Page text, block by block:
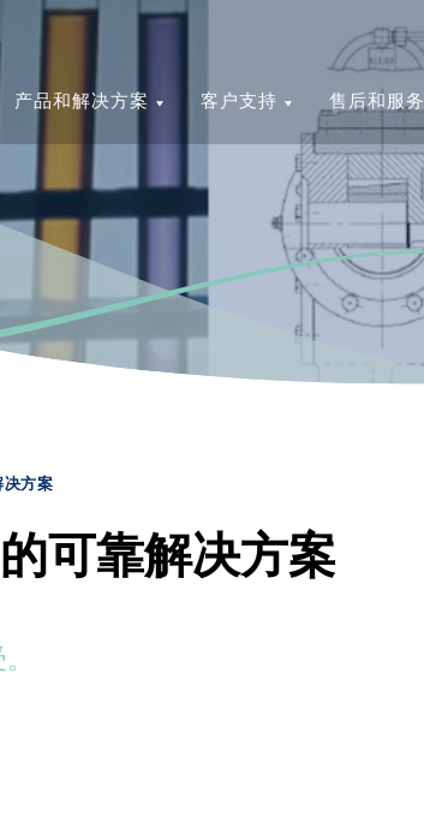
产品和解决方案 客户支持 售后和服务
决方案
可靠解决方案